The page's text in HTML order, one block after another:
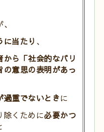
に当たり 、
から「社会的なバリ
意思の表明があっ
過重でないときに
くために必要かつ